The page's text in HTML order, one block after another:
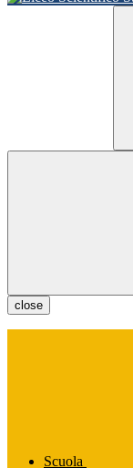
close
Scuola